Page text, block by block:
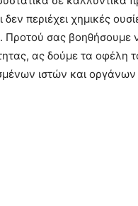
δεν περιέχει χημικές
Προτού σας βοηθήσουμε
ας δούμε τα οφέλη
ιστών και